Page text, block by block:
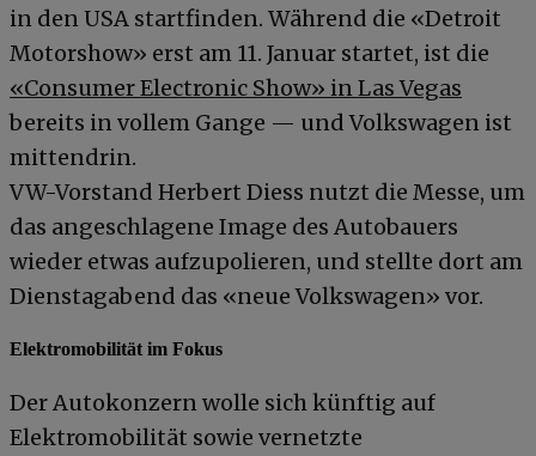
in den USA startfinden. Während die «Detroit
Motorshow» erst am 11. Januar startet, ist die
«Consumer Electronic Show» in Las Vegas
bereits in vollem Gange — und Volkswagen ist
mittendrin.
VW-Vorstand Herbert Diess nutzt die Messe, um
das angeschlagene Image des Autobauers
wieder etwas aufzupolieren, und stellte dort am
Dienstagabend das «neue Volkswagen» vor.
Elektromobilität im Fokus
Der Autokonzern wolle sich künftig auf
Elektromobilität sowie vernetzte